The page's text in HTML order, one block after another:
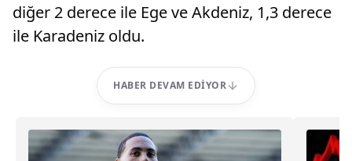
diğer 2 derece ile Ege ve Akdeniz, 1,3 derece
ile Karadeniz oldu.
HABER DEVAM EDIYOR